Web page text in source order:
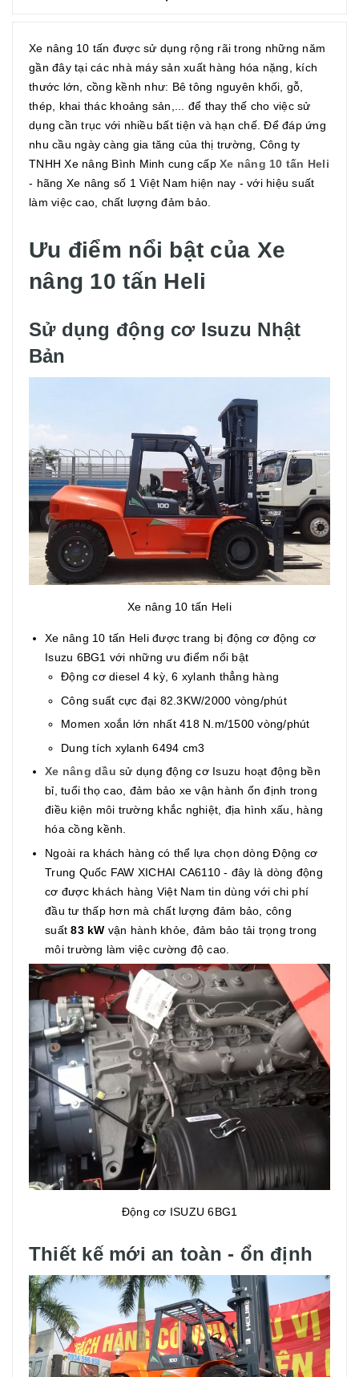
Xe nâng 10 tấn được sử dụng rộng rãi trong những năm
gần đây tại các nhà máy sản xuất hàng hóa nặng, kích
thước lớn, cồng kềnh như: Bê tông nguyên khối, gỗ,
thép, khai thác khoảng sản,... để thay thế cho việc sử
dụng cần trục với nhiều bất tiện và hạn chế. Để đáp ứng
nhu cầu ngày càng gia tăng của thị trường, Công ty
TNHH Xe nâng Bình Minh cung cấp Xe nâng 10 tấn Heli
- hãng Xe nâng số 1 Việt Nam hiện nay - với hiệu suất
làm việc cao, chất lượng đảm bảo.
Ưu điểm nổi bật của Xe
nâng 10 tấn Heli
Sử dụng động cơ Isuzu Nhật
Bản
Xe nâng 10 tấn Heli
Xe nâng 10 tấn Heli được trang bị động cơ động cơ
Isuzu 6BG1 với những ưu điểm nổi bật
Động cơ diesel 4 kỳ, 6 xylanh thẳng hàng
Công suất cực đại 82.3KW/2000 vòng/phút
Momen xoắn lớn nhất 418 N.m/1500 vòng/phút
Dung tích xylanh 6494 cm3
Xe nâng dầu sử dụng động cơ Isuzu hoạt động bền
bỉ, tuổi thọ cao, đảm bảo xe vận hành ổn định trong
điều kiện môi trường khắc nghiệt, địa hình xấu, hàng
hóa cồng kềnh.
Ngoài ra khách hàng có thể lựa chọn dòng Động cơ
Trung Quốc FAW XICHAI CA6110 - đây là dòng động
cơ được khách hàng Việt Nam tin dùng với chi phí
đầu tư thấp hơn mà chất lượng đảm bảo, công
suất83 kW vận hành khỏe, đảm bảo tải trọng trong
môi trường làm việc cường độ cao.
Động cơ ISUZU 6BG1
Thiết kế mới an toàn - ổn định